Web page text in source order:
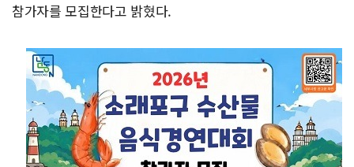
참가자를 모집한다고 밝혔다.